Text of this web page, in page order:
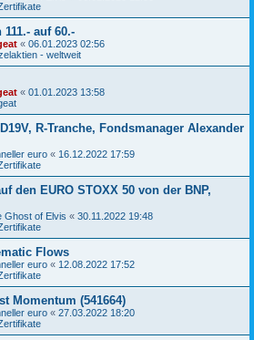
auf 60.-
« 06.01.2023 02:56
- weltweit
« 01.01.2023 13:58
R-Tranche, Fondsmanager Alexander
euro « 16.12.2022 17:59
den EURO STOXX 50 von der BNP,
Ghost of Elvis « 30.11.2022 19:48
Flows
euro « 12.08.2022 17:52
Momentum (541664)
euro « 27.03.2022 18:20